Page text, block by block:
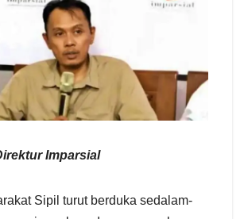
Imparsial
Sipil turut berduka sedalam-